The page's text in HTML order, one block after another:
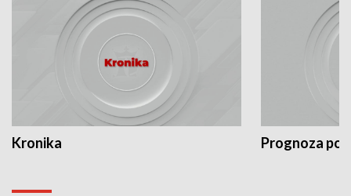
Kronika Prognoza